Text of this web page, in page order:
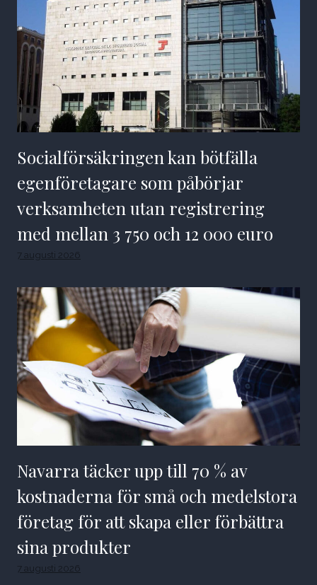
Socialförsäkringen kan bötfälla
egenföretagare som påbörjar
verksamheten utan registrering
med mellan 3 750 och 12 000 euro
7 augusti 2026
Navarra täcker upp till 70 % av
kostnaderna för små och medelstora
företag för att skapa eller förbättra
sina produkter
7 augusti 2026